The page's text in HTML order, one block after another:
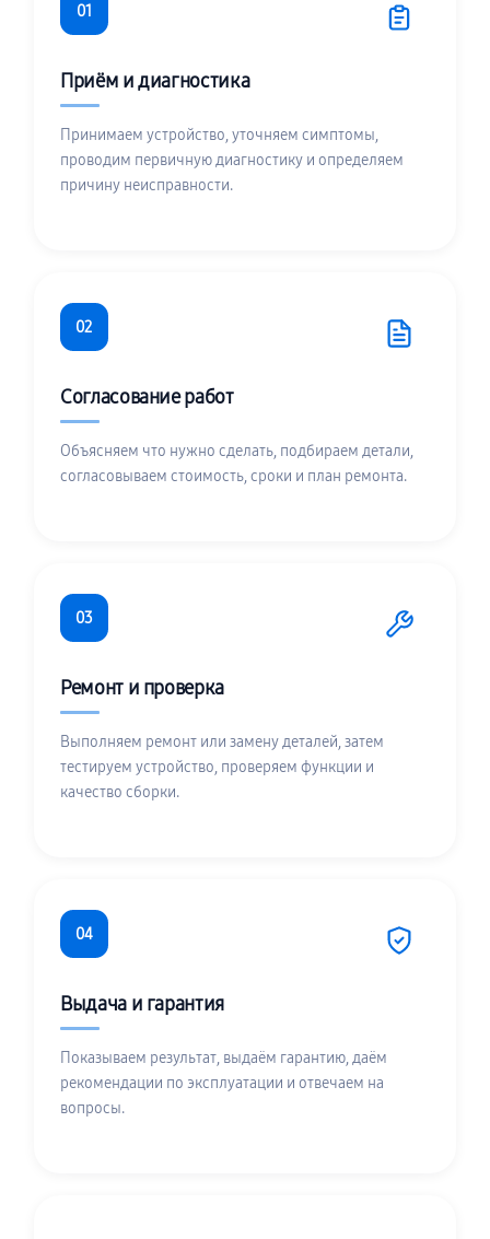
01
Приём и диагностика
Принимаем устройство, уточняем симптомы,
проводим первичную диагностику и определяем
причину неисправности.
02
Согласование работ
Объясняем что нужно сделать, подбираем детали,
согласовываем стоимость, сроки и план ремонта.
03
Ремонт и проверка
Выполняем ремонт или замену деталей, затем
тестируем устройство, проверяем функции и
качество сборки.
04
Выдача и гарантия
Показываем результат, выдаём гарантию, даём
рекомендации по эксплуатации и отвечаем на
вопросы.